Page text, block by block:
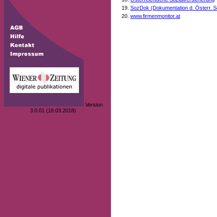
Version
3.0.01 (18.03.2018)
SozDok (Dokumentation d. Österr.
www.firmenmonitor.at